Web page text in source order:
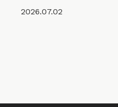
2026.07.02